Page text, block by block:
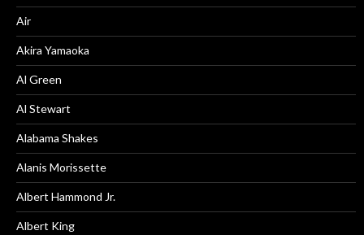
Air
Akira Yamaoka
Al Green
Al Stewart
Alabama Shakes
Alanis Morissette
Albert Hammond Jr.
Albert King